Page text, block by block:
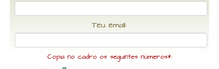
Teu email:
Copia no cadro os seguintes números*: